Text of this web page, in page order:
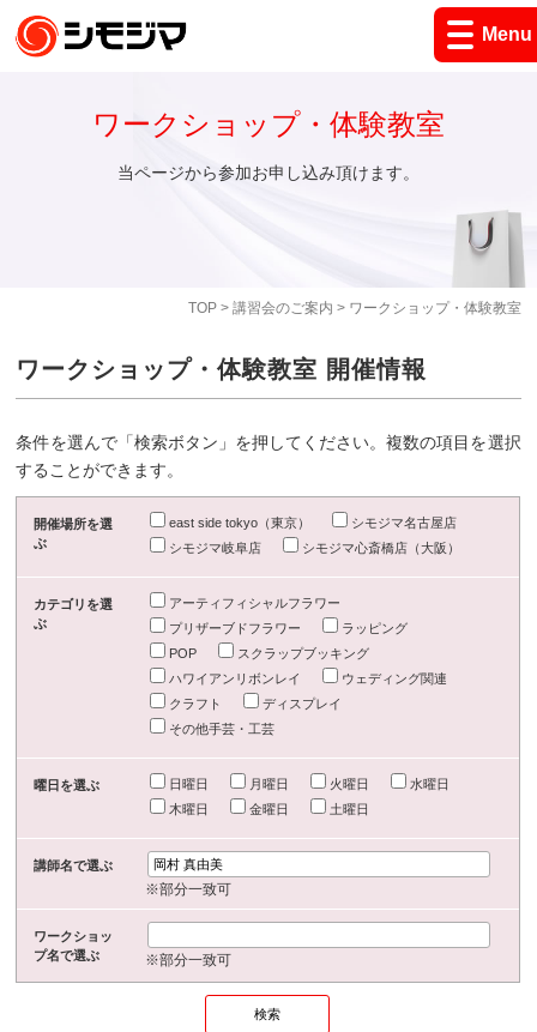
Menu
TOP> 講習会のご案内 > ワークショップ・体験教室
ワークショップ・体験教室
当ページから参加お申し込み頂けます。
ワークショップ・体験教室 開催情報
条件を選んで「検索ボタン」を押してください。複数の項目を選択
することができます。
開催場所を選
ぶ
east side tokyo（東京）
シモジマ名古屋店
シモジマ岐阜店
シモジマ心斎橋店（大阪）
カテゴリを選
ぶ
アーティフィシャルフラワー
プリザーブドフラワー
ラッピング
POP
スクラップブッキング
ハワイアンリボンレイ
ウェディング関連
クラフト
ディスプレイ
その他手芸・工芸
曜日を選ぶ 日曜日 月曜日 火曜日
水曜日
木曜日
金曜日 土曜日
講師名で選ぶ
※部分一致可
ワークショッ
プ名で選ぶ
※部分一致可